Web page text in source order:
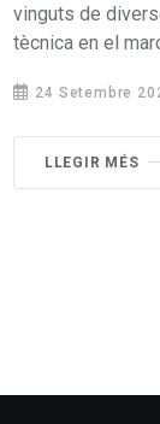
vinguts de
tècnica en el
24 Setembre
LLEGIR MÉS